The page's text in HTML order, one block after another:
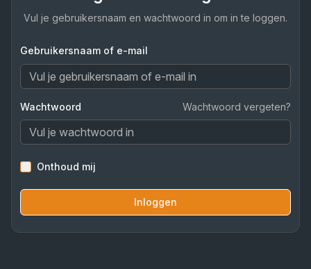
Vul je gebruikersnaam en wachtwoord in om in te loggen.
Gebruikersnaam of e-mail
Wachtwoord Wachtwoord vergeten?
Onthoud mij
Inloggen